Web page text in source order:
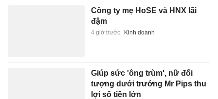
Công ty mẹ HoSE và HNX lãi
đậm
4 giờ trước Kinh doanh
Giúp sức 'ông trùm', nữ đối
tượng dưới trướng Mr Pips thu
lợi số tiền lớn